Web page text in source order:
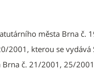
města Brna č.
2001, kterou se vydává
Brna č. 21/2001, 25/